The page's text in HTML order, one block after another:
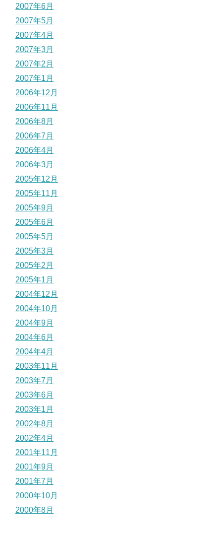
2007年6月
2007年5月
2007年4月
2007年3月
2007年2月
2007年1月
2006年12月
2006年11月
2006年8月
2006年7月
2006年4月
2006年3月
2005年12月
2005年11月
2005年9月
2005年6月
2005年5月
2005年3月
2005年2月
2005年1月
2004年12月
2004年10月
2004年9月
2004年6月
2004年4月
2003年11月
2003年7月
2003年6月
2003年1月
2002年8月
2002年4月
2001年11月
2001年9月
2001年7月
2000年10月
2000年8月